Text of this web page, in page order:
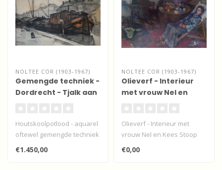
NOLTEE COR (1903-1967)
Gemengde techniek -
Dordrecht - Tjalk aan
Houtskoolpotlood - aquarel
oftewel gemengde techniek
van een afgemeerde tjalk ..
€1.450,00
NOLTEE COR (1903-1967)
Olieverf - Interieur
met vrouw Nel en
Olieverf - Interieur met
vrouw Nel en Kees Stoop
€0,00